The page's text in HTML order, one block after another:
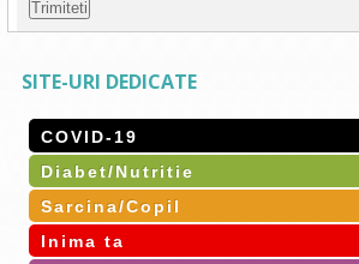
SITE-URI DEDICATE
COVID-19
Diabet/Nutritie
Sarcina/Copil
Inima ta